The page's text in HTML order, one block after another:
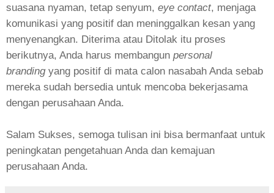
suasana nyaman, tetap senyum, eye contact, menjaga
komunikasi yang positif dan meninggalkan kesan yang
menyenangkan. Diterima atau Ditolak itu proses
berikutnya, Anda harus membangun personal
branding yang positif di mata calon nasabah Anda sebab
mereka sudah bersedia untuk mencoba bekerjasama
dengan perusahaan Anda.
Salam Sukses, semoga tulisan ini bisa bermanfaat untuk
peningkatan pengetahuan Anda dan kemajuan
perusahaan Anda.